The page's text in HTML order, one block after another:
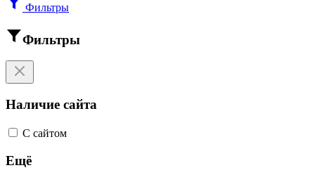
Фильтры
Фильтры
Наличие сайта
С сайтом
Ещё